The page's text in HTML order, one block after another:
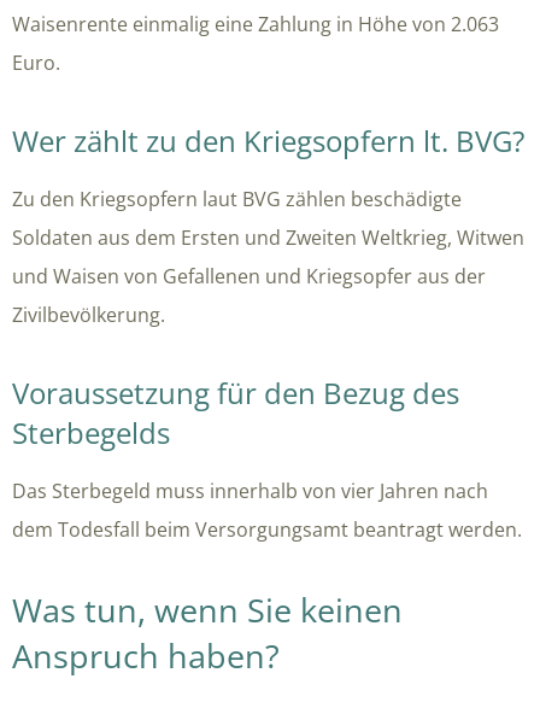
Waisenrente einmalig eine Zahlung in Höhe von 2.063
Euro.
Wer zählt zu den Kriegsopfern lt. BVG?
Zu den Kriegsopfern laut BVG zählen beschädigte
Soldaten aus dem Ersten und Zweiten Weltkrieg, Witwen
und Waisen von Gefallenen und Kriegsopfer aus der
Zivilbevölkerung.
Voraussetzung für den Bezug des
Sterbegelds
Das Sterbegeld muss innerhalb von vier Jahren nach
dem Todesfall beim Versorgungsamt beantragt werden.
Was tun, wenn Sie keinen
Anspruch haben?